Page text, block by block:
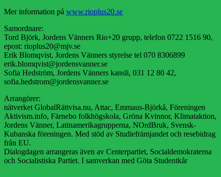
Mer information på www.rioplus20.se
Samordnare:
Tord Björk, Jordens Vänners Rio+20 grupp, telefon 0722 1516 90,
epost: rioplus20@mjv.se
Erik Blomqvist, Jordens Vänners styrelse tel 070 8306899
erik.blomqvist@jordensvanner.se
Sofia Hedström, Jordens Vänners kansli, 031 12 80 42,
sofia.hedstrom@jordensvanner.se
Arrangörer:
nätverket GlobalRättvisa.nu, Attac, Emmaus-Björkå, Föreningen
Aktivism.info, Färnebo folkhögskola, Gröna Kvinnor, Klimataktion,
Jordens Vänner, Latinamerikagrupperna, NOrdBruk, Svensk-
Kubanska föreningen. Med stöd av Studiefrämjandet och resebidrag
från EU.
Dialogdagen arrangeras även av Centerpartiet, Socialdemokraterna
och Socialistiska Partiet. I samverkan med Göta Studentkår